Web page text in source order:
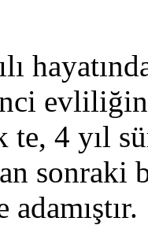
4 yıl